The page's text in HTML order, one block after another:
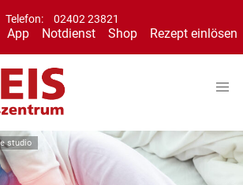
Telefon: 02402 23821
App Notdienst Shop Rezept einlösen
studio